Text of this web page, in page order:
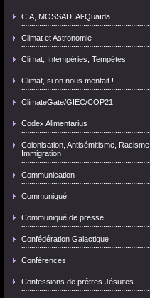
CIA, MOSSAD, Al-Quaïda
Climat et Astronomie
Climat, Intempéries, Tempêtes
Climat, si on nous mentait !
ClimateGate/GIEC/COP21
Codex Alimentarius
Colonisation, Antisémitisme, Racisme,
Immigration
Communication
Communiqué
Communiqué de presse
Confédération Galactique
Conférences
Confessions de prêtres Jésuites